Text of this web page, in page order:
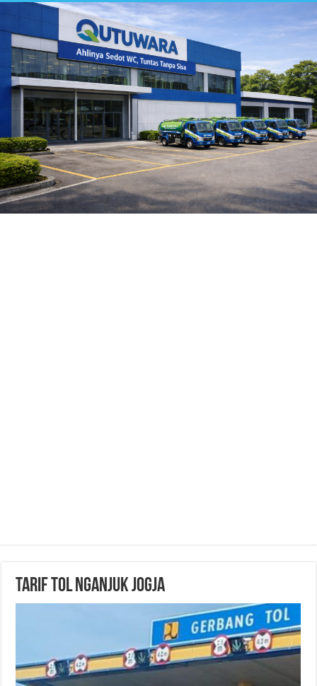
Tarif Tol Nganjuk Jogja